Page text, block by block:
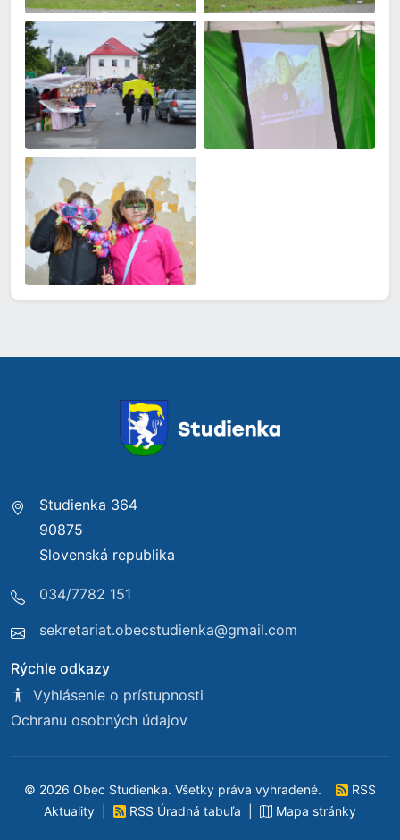
Studienka 364
90875
Slovenská republika
034/7782 151
sekretariat.obecstudienka@gmail.com
Rýchle odkazy
Vyhlásenie o prístupnosti
Ochranu osobných údajov
© 2026 Obec Studienka. Všetky práva vyhradené.
RSS
Aktuality
RSS Úradná tabuľa Mapa stránky